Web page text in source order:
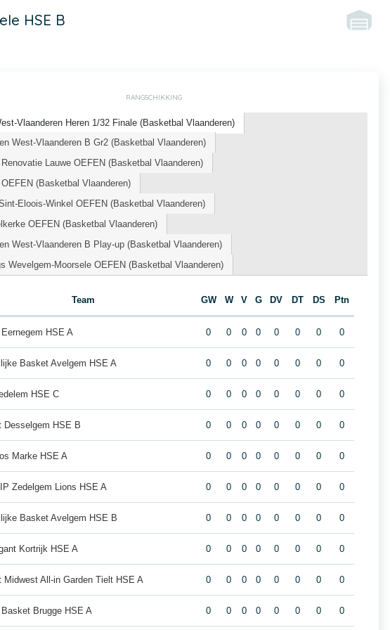
HSE B
RANGSCHIKKING
Vlaanderen Heren 1/32 Finale (Basketbal Vlaanderen)
West-Vlaanderen B Gr2 (Basketbal Vlaanderen)
Lauwe OEFEN (Basketbal Vlaanderen)
(Basketbal Vlaanderen)
Eloois-Winkel OEFEN (Basketbal Vlaanderen)
OEFEN (Basketbal Vlaanderen)
West-Vlaanderen B Play-up (Basketbal Vlaanderen)
Wevelgem-Moorsele OEFEN (Basketbal Vlaanderen)
Team GW W V G DV DT DS Ptn
HSE A 0 0 0 0 0 0 0 0
Basket Avelgem HSE A 0 0 0 0 0 0 0 0
HSE C 0 0 0 0 0 0 0 0
Desselgem HSE B 0 0 0 0 0 0 0 0
Marke HSE A 0 0 0 0 0 0 0 0
Zedelgem Lions HSE A 0 0 0 0 0 0 0 0
Basket Avelgem HSE B 0 0 0 0 0 0 0 0
Kortrijk HSE A 0 0 0 0 0 0 0 0
Midwest All-in Garden Tielt HSE A 0 0 0 0 0 0 0 0
Brugge HSE A 0 0 0 0 0 0 0 0